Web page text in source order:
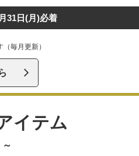
31日(月)必着
毎月更新）
イテム